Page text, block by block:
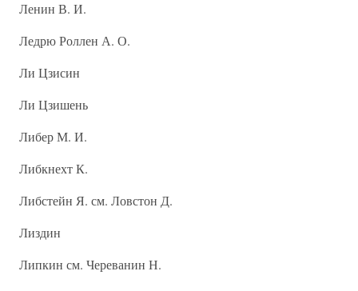
Ленин В. И.
Ледрю Роллен А. О.
Ли Цзисин
Ли Цзишень
Либер М. И.
Либкнехт К.
Либстейн Я. см. Ловстон Д.
Лиздин
Липкин см. Череванин Н.